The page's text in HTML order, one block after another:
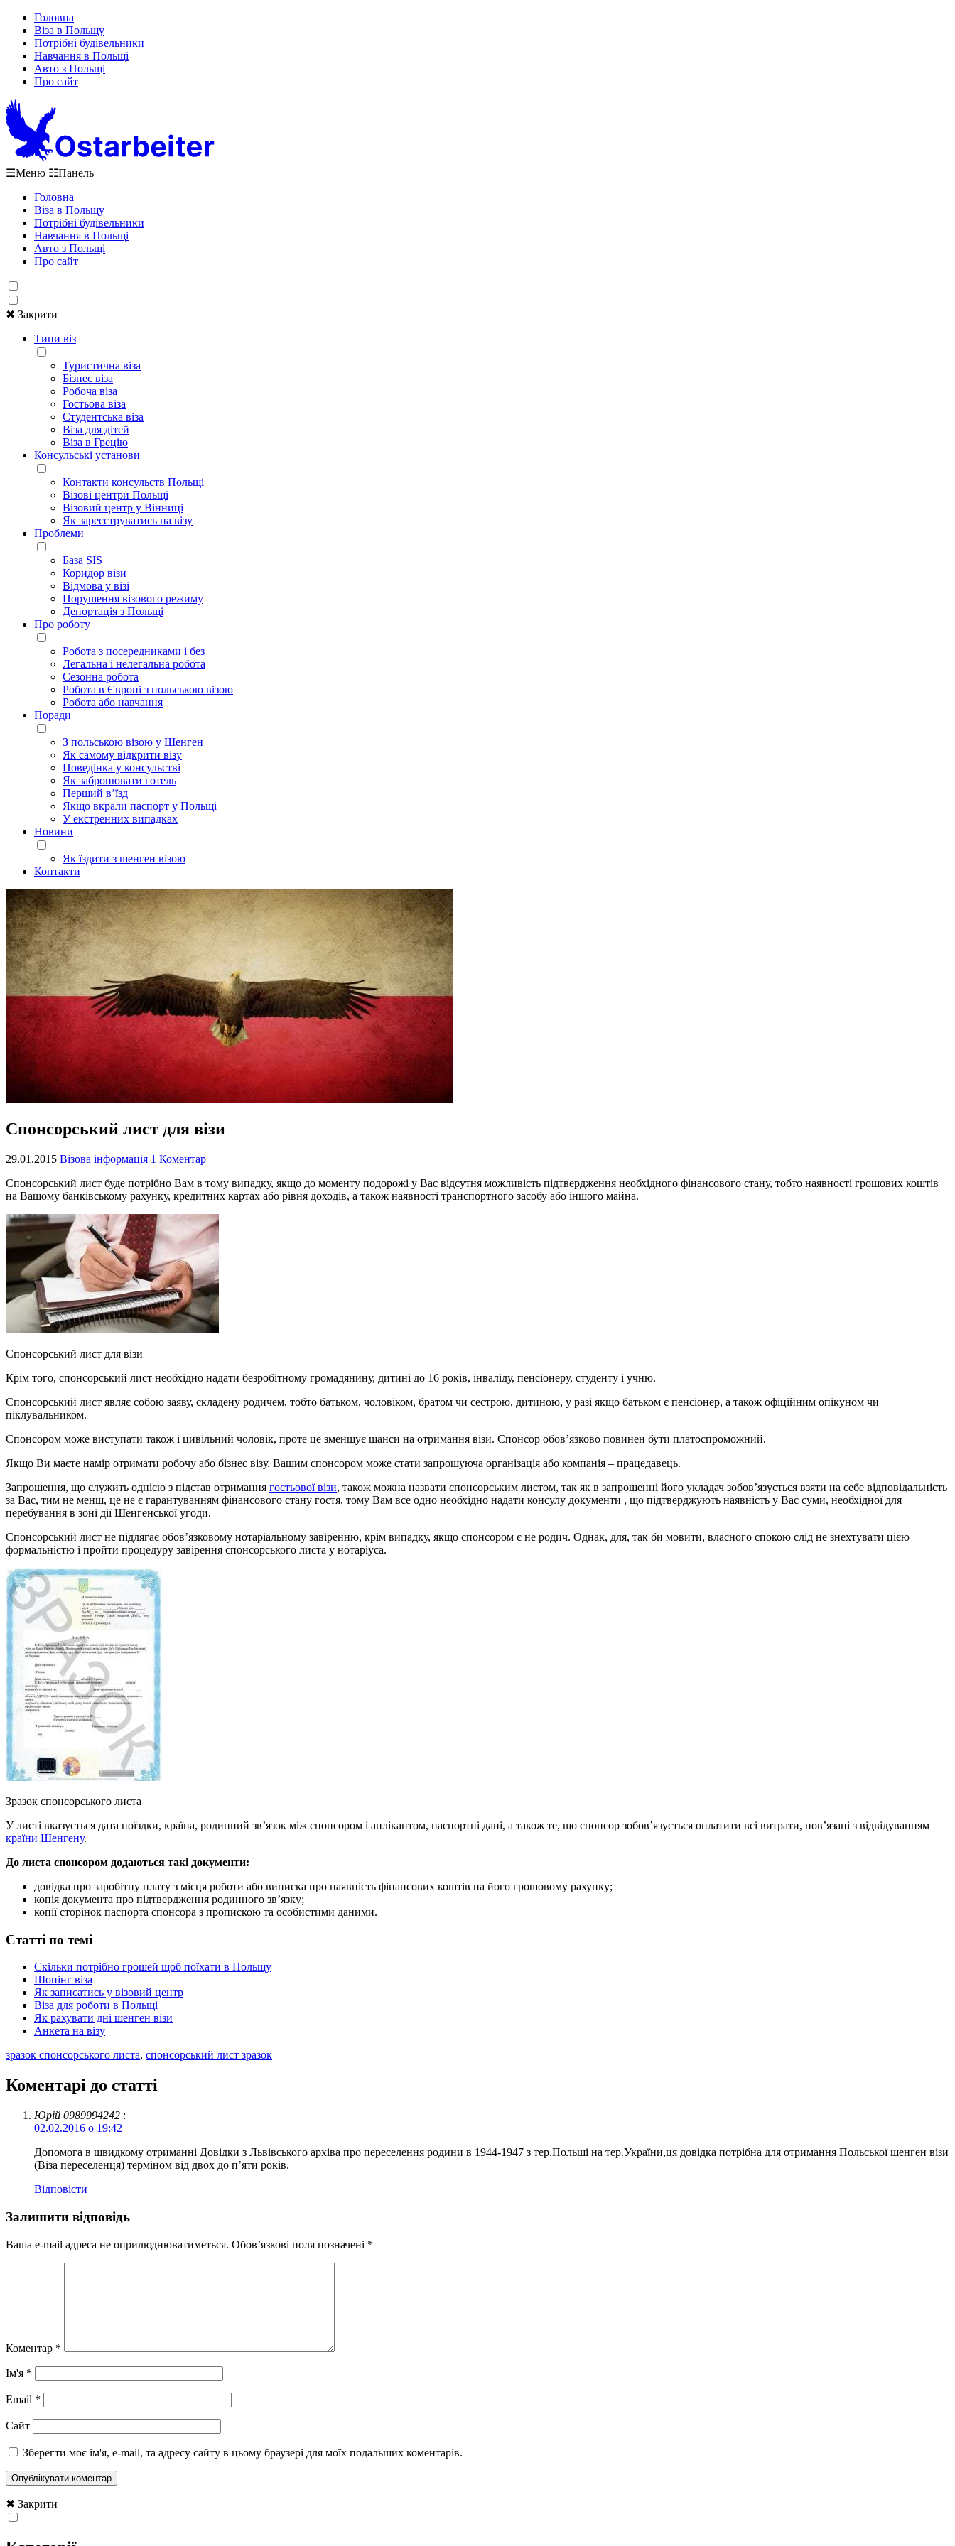
Головна
Віза в Польщу
Потрібні будівельники
Навчання в Польщі
Авто з Польщі
Про сайт
☰Меню ☷Панель
Головна
Віза в Польщу
Потрібні будівельники
Навчання в Польщі
Авто з Польщі
Про сайт
✖ Закрити
Типи віз
Туристична віза
Бізнес віза
Робоча віза
Гостьова віза
Студентська віза
Віза для дітей
Віза в Грецію
Консульські установи
Контакти консульств Польщі
Візові центри Польщі
Візовий центр у Вінниці
Як зареєструватись на візу
Проблеми
База SIS
Коридор візи
Відмова у візі
Порушення візового режиму
Депортація з Польщі
Про роботу
Робота з посередниками і без
Легальна і нелегальна робота
Сезонна робота
Робота в Європі з польською візою
Робота або навчання
Поради
З польською візою у Шенген
Як самому відкрити візу
Поведінка у консульстві
Як забронювати готель
Перший в’їзд
Якщо вкрали паспорт у Польщі
У екстренних випадках
Новини
Як їздити з шенген візою
Контакти
Спонсорський лист для візи
29.01.2015 Візова інформація 1 Коментар
Спонсорський лист буде потрібно Вам в тому випадку, якщо до моменту подорожі у Вас відсутня можливість підтвердження необхідного фінансового стану, тобто наявності грошових коштів
на Вашому банківському рахунку, кредитних картах або рівня доходів, а також наявності транспортного засобу або іншого майна.
Спонсорський лист для візи
Крім того, спонсорський лист необхідно надати безробітному громадянину, дитині до 16 років, інваліду, пенсіонеру, студенту і учню.
Спонсорський лист являє собою заяву, складену родичем, тобто батьком, чоловіком, братом чи сестрою, дитиною, у разі якщо батьком є пенсіонер, а також офіційним опікуном чи
піклувальником.
Спонсором може виступати також і цивільний чоловік, проте це зменшує шанси на отримання візи. Спонсор обов’язково повинен бути платоспроможний.
Якщо Ви маєте намір отримати робочу або бізнес візу, Вашим спонсором може стати запрошуюча організація або компанія – працедавець.
Запрошення, що служить однією з підстав отримання гостьової візи, також можна назвати спонсорським листом, так як в запрошенні його укладач зобов’язується взяти на себе відповідальність
за Вас, тим не менш, це не є гарантуванням фінансового стану гостя, тому Вам все одно необхідно надати консулу документи , що підтверджують наявність у Вас суми, необхідної для
перебування в зоні дії Шенгенської угоди.
Спонсорський лист не підлягає обов’язковому нотаріальному завіренню, крім випадку, якщо спонсором є не родич. Однак, для, так би мовити, власного спокою слід не знехтувати цією
формальністю і пройти процедуру завірення спонсорського листа у нотаріуса.
Зразок спонсорського листа
У листі вказується дата поїздки, країна, родинний зв’язок між спонсором і аплікантом, паспортні дані, а також те, що спонсор зобов’язується оплатити всі витрати, пов’язані з відвідуванням
країни Шенгену.
До листа спонсором додаються такі документи:
довідка про заробітну плату з місця роботи або виписка про наявність фінансових коштів на його грошовому рахунку;
копія документа про підтвердження родинного зв’язку;
копії сторінок паспорта спонсора з пропискою та особистими даними.
Статті по темі
Скільки потрібно грошей щоб поїхати в Польщу
Шопінг віза
Як записатись у візовий центр
Віза для роботи в Польщі
Як рахувати дні шенген візи
Анкета на візу
зразок спонсорського листа, спонсорський лист зразок
Коментарі до статті
Юрій 0989994242 :
02.02.2016 о 19:42
Допомога в швидкому отриманні Довідки з Львівського архіва про переселення родини в 1944-1947 з тер.Польші на тер.України,ця довідка потрібна для отримання Польської шенген візи
(Віза переселенця) терміном від двох до п’яти років.
Відповіcти
Залишити відповідь
Ваша e-mail адреса не оприлюднюватиметься. Обов’язкові поля позначені *
Коментар *
Ім'я *
Email *
Сайт
Зберегти моє ім'я, e-mail, та адресу сайту в цьому браузері для моїх подальших коментарів.
✖ Закрити